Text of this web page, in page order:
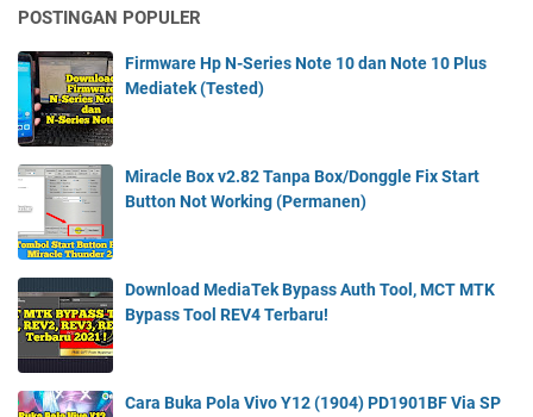
POSTINGAN POPULER
Firmware Hp N-Series Note 10 dan Note 10 Plus
Mediatek (Tested)
Miracle Box v2.82 Tanpa Box/Donggle Fix Start
Button Not Working (Permanen)
Download MediaTek Bypass Auth Tool, MCT MTK
Bypass Tool REV4 Terbaru!
Cara Buka Pola Vivo Y12 (1904) PD1901BF Via SP